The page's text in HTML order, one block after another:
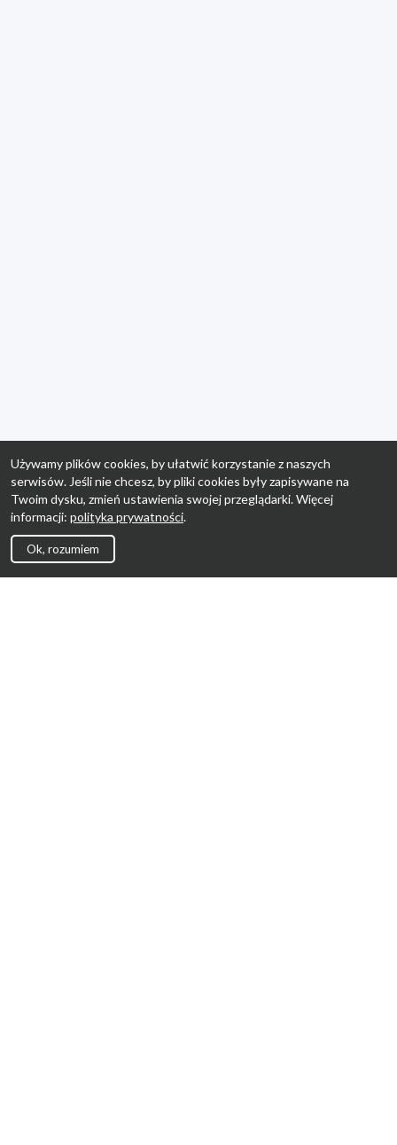
Używamy plików cookies, by ułatwić korzystanie z naszych
serwisów. Jeśli nie chcesz, by pliki cookies były zapisywane na
Twoim dysku, zmień ustawienia swojej przeglądarki. Więcej
informacji: polityka prywatności.
Ok, rozumiem